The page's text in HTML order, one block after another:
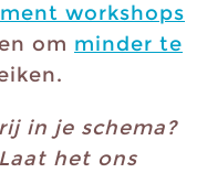
workshops
om minder te
in je schema?
het ons